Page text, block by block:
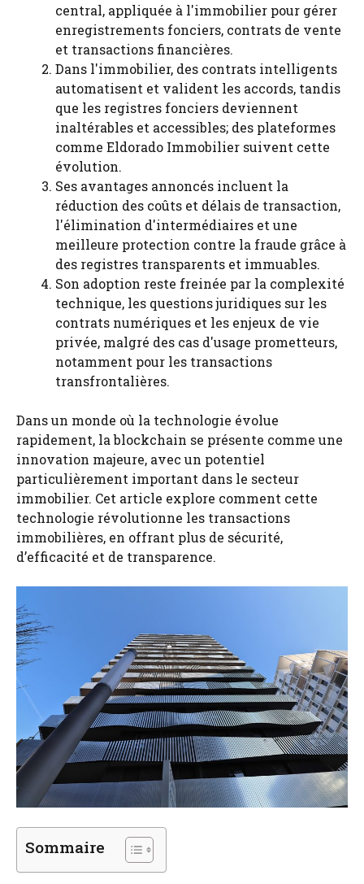
central, appliquée à l'immobilier pour gérer
enregistrements fonciers, contrats de vente
et transactions financières.
Dans l'immobilier, des contrats intelligents
automatisent et valident les accords, tandis
que les registres fonciers deviennent
inaltérables et accessibles; des plateformes
comme Eldorado Immobilier suivent cette
évolution.
Ses avantages annoncés incluent la
réduction des coûts et délais de transaction,
l'élimination d'intermédiaires et une
meilleure protection contre la fraude grâce à
des registres transparents et immuables.
Son adoption reste freinée par la complexité
technique, les questions juridiques sur les
contrats numériques et les enjeux de vie
privée, malgré des cas d'usage prometteurs,
notamment pour les transactions
transfrontalières.
Dans un monde où la technologie évolue
rapidement, la blockchain se présente comme une
innovation majeure, avec un potentiel
particulièrement important dans le secteur
immobilier. Cet article explore comment cette
technologie révolutionne les transactions
immobilières, en offrant plus de sécurité,
d’efficacité et de transparence.
Sommaire